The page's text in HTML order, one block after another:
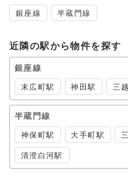
銀座線 半蔵門線
近隣の駅から物件を探す
銀座線
末広町駅 神田駅 三
半蔵門線
神保町駅 大手町駅
清澄白河駅